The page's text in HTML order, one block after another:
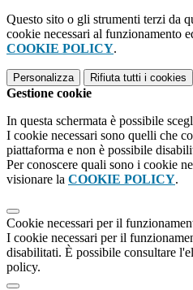
Questo sito o gli strumenti terzi da
cookie necessari al funzionamento
COOKIE POLICY.
Personalizza Rifiuta tutti i cookies
Gestione cookie
In questa schermata è possibile
I cookie necessari sono quelli che
piattaforma e non è possibile
Per conoscere quali sono i cookie
visionare la COOKIE POLICY.
Cookie necessari per il
I cookie necessari per il
disabilitati. È possibile consultare
policy.